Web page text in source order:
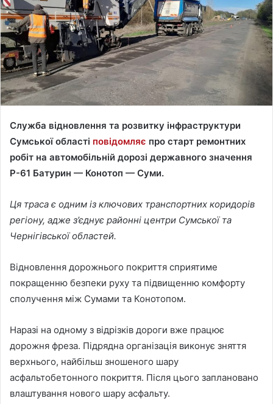
e
m
a
i
l
Служба відновлення та розвитку інфраструктури
Сумської області повідомляє про старт ремонтних
робіт на автомобільній дорозі державного значення
Р-61 Батурин — Конотоп — Суми.
Ця траса є одним із ключових транспортних коридорів
регіону, адже з’єднує районні центри Сумської та
Чернігівської областей.
Відновлення дорожнього покриття сприятиме
покращенню безпеки руху та підвищенню комфорту
сполучення між Сумами та Конотопом.
Наразі на одному з відрізків дороги вже працює
дорожня фреза. Підрядна організація виконує зняття
верхнього, найбільш зношеного шару
асфальтобетонного покриття. Після цього заплановано
влаштування нового шару асфальту.